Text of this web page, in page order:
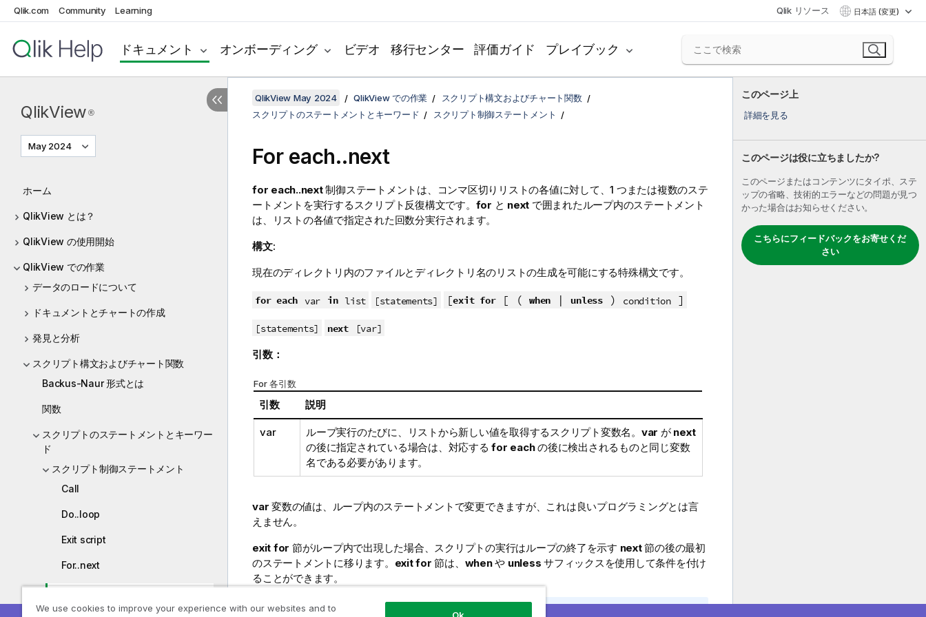
Qlik.com Community Learning Qlik リソース 日本語 (変更)
ドキュメント オンボーディング ビデオ 移行センター 評価ガイド プレイブック
QlikView ®
May 2024
ホーム
QlikView とは？
QlikView の使用開始
QlikView での作業
データのロードについて
ドキュメントとチャートの作成
発見と分析
スクリプト構文およびチャート関数
Backus-Naur 形式とは
関数
スクリプトのステートメントとキーワー
ド
スクリプト制御ステートメント
Call
Do..loop
Exit script
For..next
このページ上
詳細を見る
このページは役に立ちましたか?
このページまたはコンテンツにタイポ、ステ
ップの省略、技術的エラーなどの問題が見つ
かった場合はお知らせください。
こちらにフィードバックをお寄せくだ
さい
QlikView May 2024 QlikView での作業
スクリプト構文およびチャート関数
スクリプトのステートメントとキーワード
スクリプト制御ステートメント
For each..next
for each..next制御ステートメントは、コンマ区切りリストの各値に対して、1 つまたは複数のステ
ートメントを実行するスクリプト反復構文です。 for と next で囲まれたループ内のステートメント
は、リストの各値で指定された回数分実行されます。
構文:
現在のディレクトリ内のファイルとディレクトリ名のリストの生成を可能にする特殊構文です。
for each var in list [statements] [exit for[ ( when |unless) condition]
[statements] next [var]
引数：
For 各引数
引数 説明
var ループ実行のたびに、リストから新しい値を取得するスクリプト変数名。 var が next
の後に指定されている場合は、対応するfor eachの後に検出されるものと同じ変数
名である必要があります。
var 変数の値は、ループ内のステートメントで変更できますが、これは良いプログラミングとは言
えません。
exit for 節がループ内で出現した場合、スクリプトの実行はループの終了を示す next節の後の最初
のステートメントに移ります。 exit for 節は、 whenや unless サフィックスを使用して条件を付け
ることができます。
情
for each..next ステートメントは制御ステートメントであり、セミコロンまたは改行コー
We use cookies to improve your experience with our websites and to